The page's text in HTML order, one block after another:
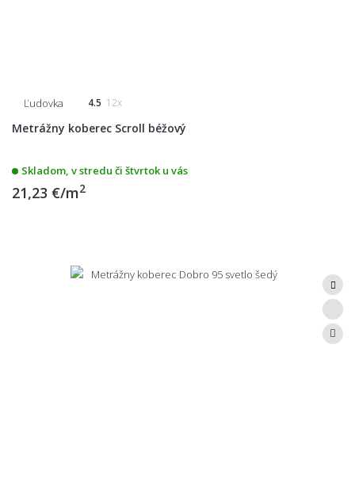
Ľudovka 4.5 12x
Metrážny koberec Scroll béžový
Skladom, v stredu či štvrtok u vás
21,23 €/m2